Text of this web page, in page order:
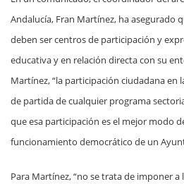
Andalucía, Fran Martínez, ha asegurado
deben ser centros de participación y
educativa y en relación directa con su
Martínez, “la participación ciudadana en
de partida de cualquier programa
que esa participación es el mejor modo
funcionamiento democrático de un
Para Martínez, “no se trata de imponer